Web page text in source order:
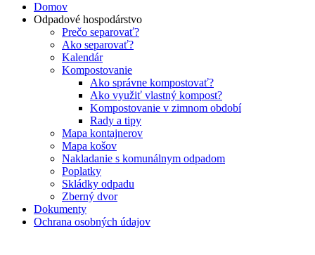
Domov
Odpadové hospodárstvo
Prečo separovať?
Ako separovať?
Kalendár
Kompostovanie
Ako správne kompostovať?
Ako využiť vlastný kompost?
Kompostovanie v zimnom období
Rady a tipy
Mapa kontajnerov
Mapa košov
Nakladanie s komunálnym odpadom
Poplatky
Skládky odpadu
Zberný dvor
Dokumenty
Ochrana osobných údajov